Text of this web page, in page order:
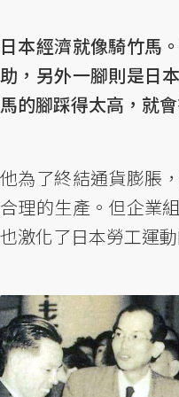
日本經濟就像騎竹馬
助，另外一腳則是日
馬的腳踩得太高，就
他為了終結通貨膨脹
合理的生產。但企業
也激化了日本勞工運動